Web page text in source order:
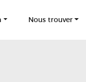
Nous trouver